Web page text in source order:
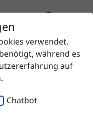
verwendet.
während es
auf
Chatbot
615 S